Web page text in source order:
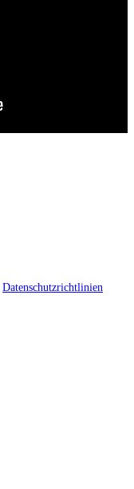
Datenschutzrichtlinien